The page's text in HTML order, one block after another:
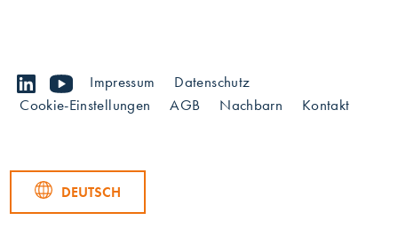
linkedin youtube
Impressum
Datenschutz
Cookie-Einstellungen
AGB Nachbarn Kontakt
DEUTSCH